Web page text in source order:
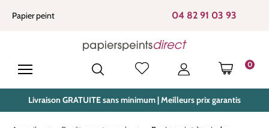
principal
Papier peint 04 82 91 03 93
0
LE
Livraison GRATUITE sans minimum | Meilleurs prix garantis